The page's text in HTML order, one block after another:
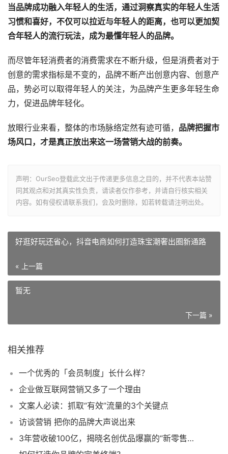
当品牌成功融入年轻人的生活，通过洞察真实的年轻人生活
习惯和喜好，不仅可以拉近与年轻人的距离，也可以更加契
合年轻人的流行玩法，成为最懂年轻人的品牌。
而尽管年轻消费者的消费需求在不断升级，但是消费者对于
创意的需求指标是不变的，品牌不断产出创意内容、创意产
品，势必可以取得年轻人的关注，为品牌产生更多年轻生命
力，促进品牌年轻化。
放眼行业来看，整体的市场脉络定然有迹可循， 品牌把握市
场风口，才是真正放出来这一场营销大战的前奏。
声明：OurSeo登载此文出于传递更多信息之目的，并不代表本站赞
同其观点和对其真实性负责，请读者仅作参考，并请自行核实相关
内容。如有侵权请联系我们，会及时删除，如若转载请注明出处。
​好逛好玩还省心，抖音电商如何打造珠宝潮奢出圈新通路
« 上一篇
暂无
下一篇 »
相关推荐
一个优秀的「会员制度」长什么样？
企业做互联网营销又多了一个理由
文案人必读：抓取“有效”流量的3个关键点
访谈营销 把你的品牌大声说出来
3年营收破100亿，揭晓名创优品爆赢的“新零售四大算法”